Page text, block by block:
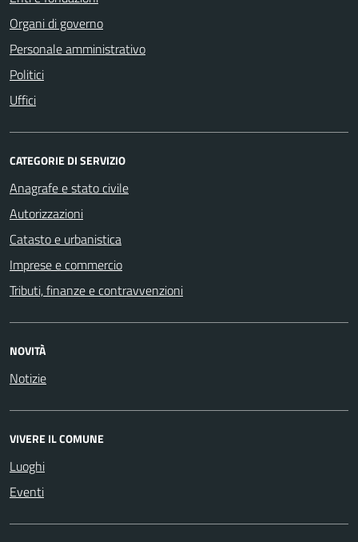
Organi di governo
Personale amministrativo
Politici
Uffici
CATEGORIE DI SERVIZIO
Anagrafe e stato civile
Autorizzazioni
Catasto e urbanistica
Imprese e commercio
Tributi, finanze e contravvenzioni
NOVITÀ
Notizie
VIVERE IL COMUNE
Luoghi
Eventi